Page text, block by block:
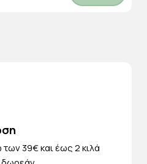
39€ και έως 2 κιλά